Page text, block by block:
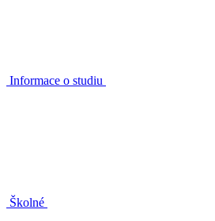
Informace o studiu
Školné